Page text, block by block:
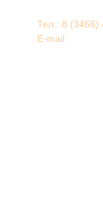
Тел.: 8 (3466)
E-mail: